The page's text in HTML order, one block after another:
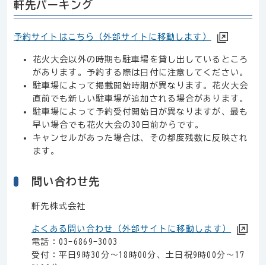
軒先パーキング
予約サイトはこちら（外部サイトに移動します）
花火大会以外の時期も駐車場を貸し出しているところ
があります。予約する際は日付に注意してください。
駐車場によって掲載開始時期が異なります。花火大会
直前でも新しい駐車場が追加される場合があります。
駐車場によって予約受付開始日が異なりますが、最も
早い場合でも花火大会の30日前からです。
キャンセルがあった場合は、その都度残数に反映され
ます。
問い合わせ先
軒先株式会社
よくある問い合わせ（外部サイトに移動します）
電話：03-6869-3003
受付：平日9時30分～18時00分、土日祝9時00分～17